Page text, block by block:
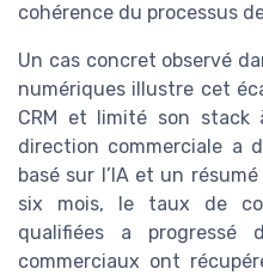
cohérence du processus
Un cas concret observé
numériques illustre cet
CRM et limité son stack
direction commerciale a
basé sur l’IA et un
six mois, le taux de
qualifiées a
commerciaux ont